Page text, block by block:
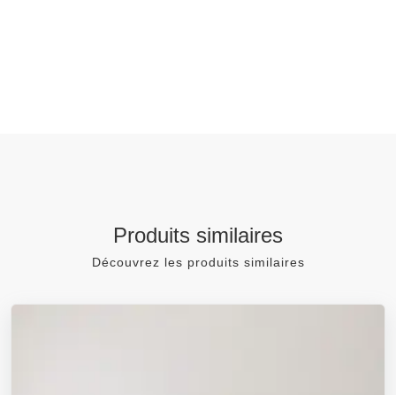
Produits similaires
Découvrez les produits similaires